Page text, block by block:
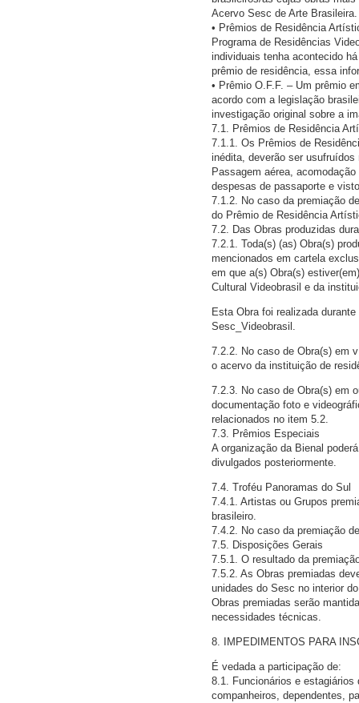
Acervo Sesc de Arte Brasileira.
• Prêmios de Residência
Programa de Residências
individuais tenha acontecido
prêmio de residência, essa
• Prêmio O.F.F. – Um prêmio
acordo com a legislação
investigação original sobre a
7.1. Prêmios de Residência
7.1.1. Os Prêmios de
inédita, deverão ser usufruídos
Passagem aérea,
despesas de passaporte e
7.1.2. No caso da premiação
do Prêmio de Residência
7.2. Das Obras produzidas
7.2.1. Toda(s) (as) Obra(s)
mencionados em cartela
em que a(s) Obra(s)
Cultural Videobrasil e da
Esta Obra foi realizada
Sesc_Videobrasil.
7.2.2. No caso de Obra(s) em
o acervo da instituição de
7.2.3. No caso de Obra(s) em
documentação foto e
relacionados no item 5.2.
7.3. Prêmios Especiais
A organização da Bienal
divulgados posteriormente.
7.4. Troféu Panoramas do Sul
7.4.1. Artistas ou Grupos
brasileiro.
7.4.2. No caso da premiação
7.5. Disposições Gerais
7.5.1. O resultado da
7.5.2. As Obras premiadas
unidades do Sesc no interior
Obras premiadas serão
necessidades técnicas.
8. IMPEDIMENTOS PARA
É vedada a participação de:
8.1. Funcionários e
companheiros, dependentes,